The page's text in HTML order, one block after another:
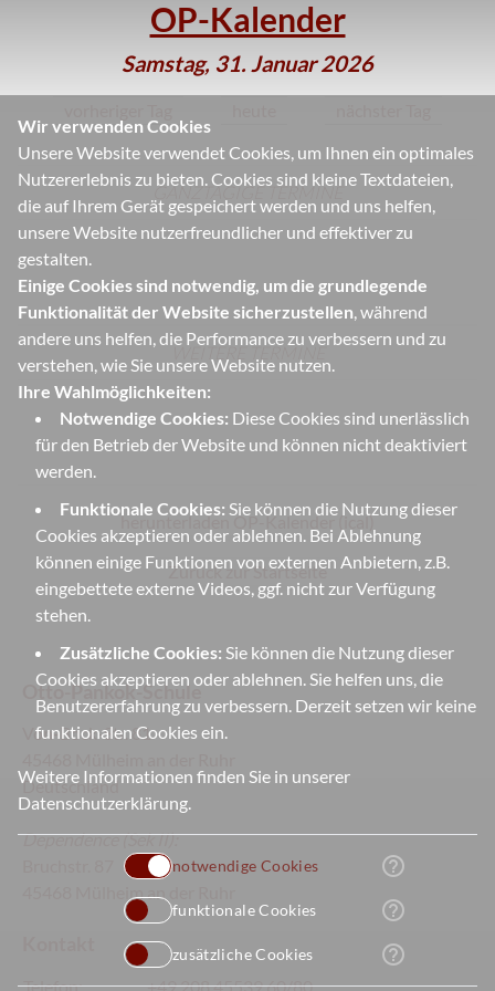
Wir verwenden Cookies
Unsere Website verwendet Cookies, um Ihnen ein optimales
Nutzererlebnis zu bieten. Cookies sind kleine Textdateien,
die auf Ihrem Gerät gespeichert werden und uns helfen,
unsere Website nutzerfreundlicher und effektiver zu
gestalten.
Einige Cookies sind notwendig, um die grundlegende
Funktionalität der Website sicherzustellen, während
andere uns helfen, die Performance zu verbessern und zu
verstehen, wie Sie unsere Website nutzen.
Ihre Wahlmöglichkeiten:
Notwendige Cookies: Diese Cookies sind unerlässlich
für den Betrieb der Website und können nicht deaktiviert
werden.
Funktionale Cookies: Sie können die Nutzung dieser
Cookies akzeptieren oder ablehnen. Bei Ablehnung
können einige Funktionen von externen Anbietern, z.B.
eingebettete externe Videos, ggf. nicht zur Verfügung
stehen.
Zusätzliche Cookies: Sie können die Nutzung dieser
Cookies akzeptieren oder ablehnen. Sie helfen uns, die
Benutzererfahrung zu verbessern. Derzeit setzen wir keine
funktionalen Cookies ein.
Weitere Informationen finden Sie in unserer
Datenschutzerklärung.
notwendige Cookies help_outline
funktionale Cookies help_outline
zusätzliche Cookies help_outline
OP-Kalender
Samstag, 31. Januar 2026
GANZTÄGIGE TERMINE
WEITERE TERMINE
herunterladen OP-Kalender (ical)
Zurück zur Startseite
Otto-Pankok-Schule
Von-Bock-Str. 81
Deutschland
Dependence(Sek II):
Telefon:
+49 208 45539 60/80